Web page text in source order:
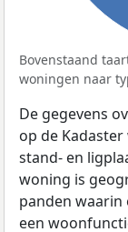
Bovenstaand
woningen naar
De gegevens
op de
stand- en
woning is
panden waarin
een